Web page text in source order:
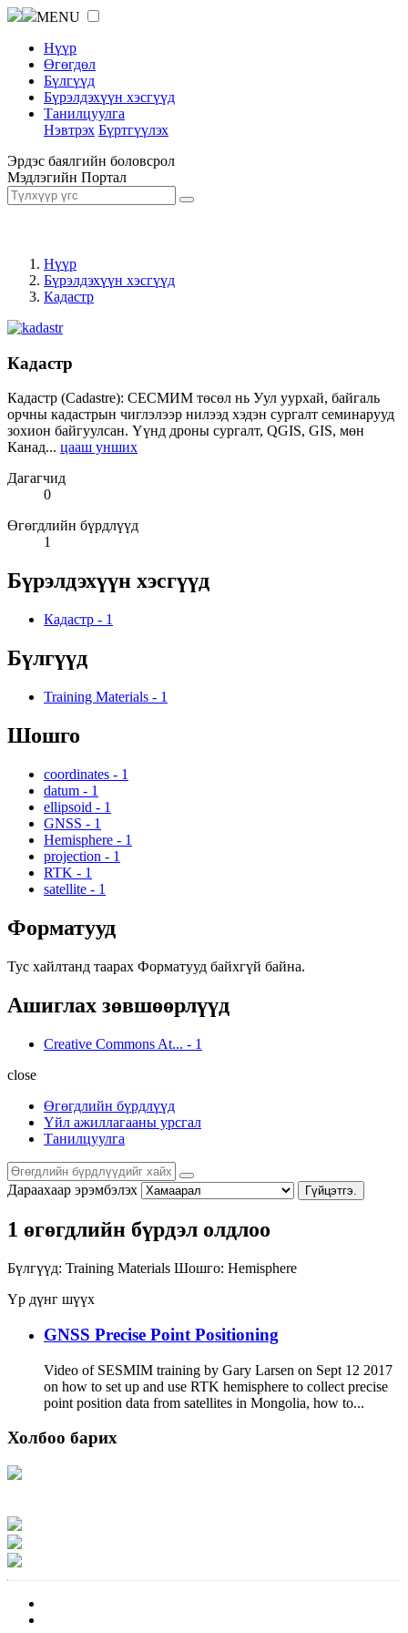
MENU
Нүүр
Өгөгдөл
Бүлгүүд
Бүрэлдэхүүн хэсгүүд
Танилцуулга
Нэвтрэх Бүртгүүлэх
Эрдэс баялгийн боловсрол
Мэдлэгийн Портал
Нүүр
Бүрэлдэхүүн хэсгүүд
Кадастр
Кадастр
Кадастр (Cadastre): СЕСМИМ төсөл нь Уул уурхай, байгаль
орчны кадастрын чиглэлээр нилээд хэдэн сургалт семинарууд
зохион байгуулсан. Үүнд дроны сургалт, QGIS, GIS, мөн
Канад... цааш унших
Дагагчид
0
Өгөгдлийн бүрдлүүд
1
Бүрэлдэхүүн хэсгүүд
Кадастр - 1
Бүлгүүд
Training Materials - 1
Шошго
coordinates - 1
datum - 1
ellipsoid - 1
GNSS - 1
Hemisphere - 1
projection - 1
RTK - 1
satellite - 1
Форматууд
Тус хайлтанд таарах Форматууд байхгүй байна.
Ашиглах зөвшөөрлүүд
Creative Commons At... - 1
close
Өгөгдлийн бүрдлүүд
Үйл ажиллагааны урсгал
Танилцуулга
Дараахаар эрэмбэлэх Гүйцэтгэ.
1 өгөгдлийн бүрдэл олдлоо
Бүлгүүд: Training Materials Шошго: Hemisphere
Үр дүнг шүүх
GNSS Precise Point Positioning
Video of SESMIM training by Gary Larsen on Sept 12 2017
on how to set up and use RTK hemisphere to collect precise
point position data from satellites in Mongolia, how to...
Холбоо барих